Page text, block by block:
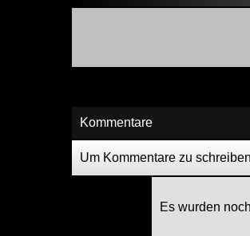
Kommentare
Um Kommentare zu
Es wurden